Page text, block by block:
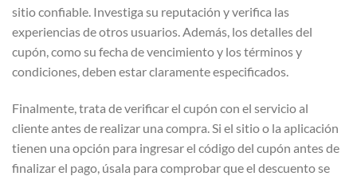
sitio confiable. Investiga su reputación y verifica las
experiencias de otros usuarios. Además, los detalles del
cupón, como su fecha de vencimiento y los términos y
condiciones, deben estar claramente especificados.
Finalmente, trata de verificar el cupón con el servicio al
cliente antes de realizar una compra. Si el sitio o la aplicación
tienen una opción para ingresar el código del cupón antes de
finalizar el pago, úsala para comprobar que el descuento se